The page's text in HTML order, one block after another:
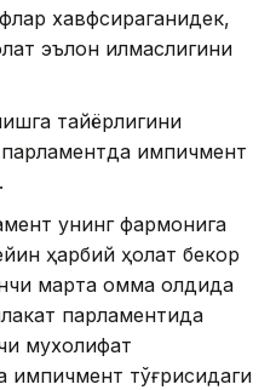
хавфсираганидек,
эълон қилмаслигини
тайёрлигини
импичмент
унинг фармонига
ҳарбий ҳолат бекор
марта омма олдида
парламентида
мухолифат
импичмент тўғрисидаги